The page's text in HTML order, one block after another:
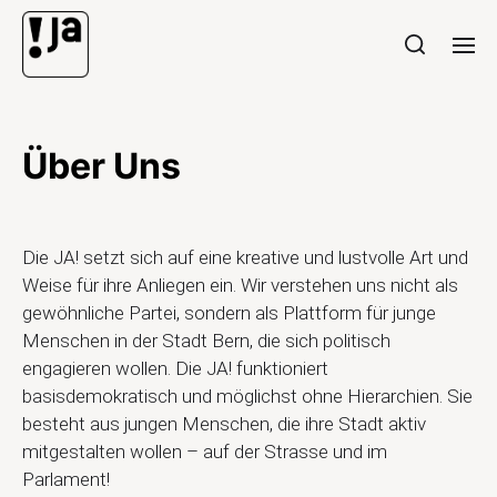
Über Uns
Die JA! setzt sich auf eine kreative und lustvolle Art und
Weise für ihre Anliegen ein. Wir verstehen uns nicht als
gewöhnliche Partei, sondern als Plattform für junge
Menschen in der Stadt Bern, die sich politisch
engagieren wollen. Die JA! funktioniert
basisdemokratisch und möglichst ohne Hierarchien. Sie
besteht aus jungen Menschen, die ihre Stadt aktiv
mitgestalten wollen – auf der Strasse und im
Parlament!